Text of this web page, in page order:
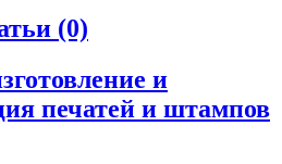
(0)
и
печатей и штампов